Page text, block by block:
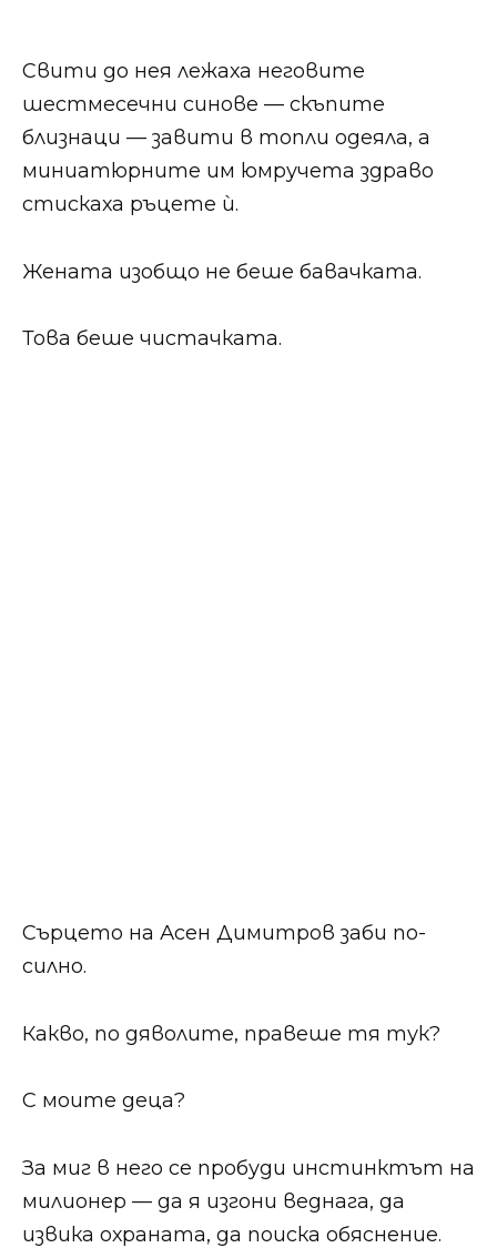
Свити до нея лежаха неговите
шестмесечни синове — скъпите
близнаци — завити в топли одеяла, а
миниатюрните им юмручета здраво
стискаха ръцете ѝ.
Жената изобщо не беше бавачката.
Това беше чистачката.
Сърцето на Асен Димитров заби по-
силно.
Какво, по дяволите, правеше тя тук?
С моите деца?
За миг в него се пробуди инстинктът на
милионер — да я изгони веднага, да
извика охраната, да поиска обяснение.